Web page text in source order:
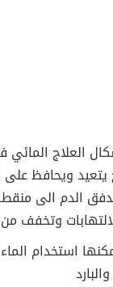
العلاج المائي
يتعيد ويحافظ
الدم الى
وتخفف
استخدام